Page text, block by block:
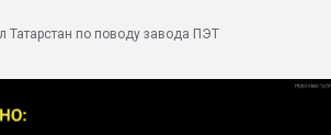
Татарстан по поводу завода ПЭТ